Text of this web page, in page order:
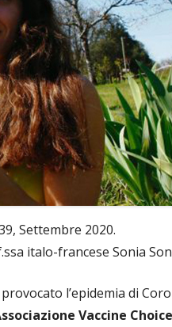
Settembre 2020.
italo-francese Sonia
l’epidemia di
Vaccine